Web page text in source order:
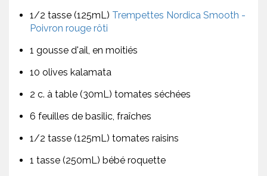
1/2 tasse (125mL) Trempettes Nordica Smooth -
Poivron rouge rôti
1 gousse d'ail, en moitiés
10 olives kalamata
2 c. à table (30mL) tomates séchées
6 feuilles de basilic, fraîches
1/2 tasse (125mL) tomates raisins
1 tasse (250mL) bébé roquette